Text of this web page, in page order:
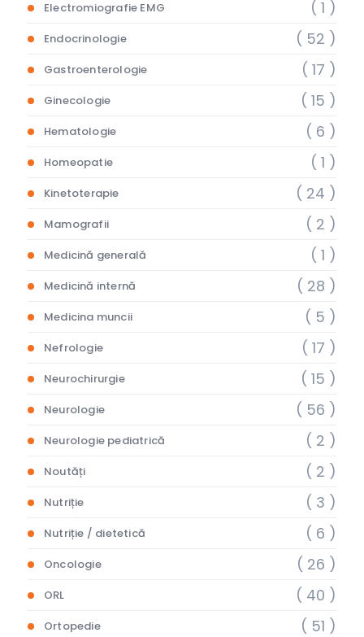
Electromiografie EMG ( 1 )
Endocrinologie ( 52 )
Gastroenterologie ( 17 )
Ginecologie ( 15 )
Hematologie ( 6 )
Homeopatie ( 1 )
Kinetoterapie ( 24 )
Mamografii ( 2 )
Medicină generală ( 1 )
Medicină internă ( 28 )
Medicina muncii ( 5 )
Nefrologie ( 17 )
Neurochirurgie ( 15 )
Neurologie ( 56 )
Neurologie pediatrică ( 2 )
Noutăți ( 2 )
Nutriție ( 3 )
Nutriție / dietetică ( 6 )
Oncologie ( 26 )
ORL ( 40 )
Ortopedie ( 51 )